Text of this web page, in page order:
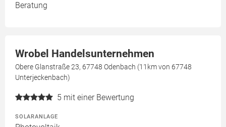
Beratung
Wrobel Handelsunternehmen
Obere Glanstraße 23, 67748 Odenbach (11km von 67748
Unterjeckenbach)
5 mit einer Bewertung
SOLARANLAGE